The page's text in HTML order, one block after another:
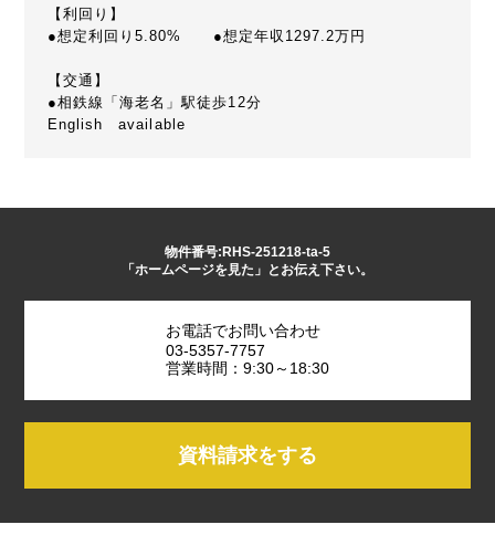
【利回り】
●想定利回り5.80% ●想定年収1297.2万円
【交通】
●相鉄線「海老名」駅徒歩12分
English available
物件番号:RHS-251218-ta-5
「ホームページを見た」とお伝え下さい。
お電話でお問い合わせ
03-5357-7757
営業時間：9:30～18:30
資料請求をする